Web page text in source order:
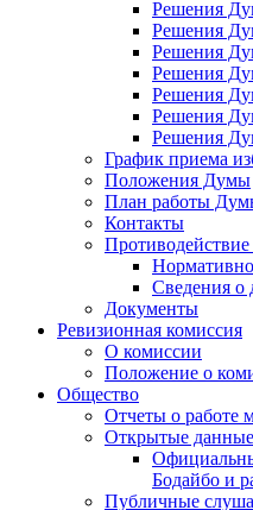
Решения
Решения
Решения
Решения
Решения
Решения
Решения
График приема
Положения Думы
План работы
Контакты
Сведения о
Документы
Ревизионная комиссия
О комиссии
Положение о
Общество
Отчеты о работе
Открытые данные
Бодайбо и
Публичные